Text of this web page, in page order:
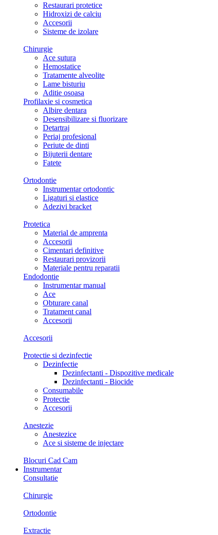
Restaurari protetice
Hidroxizi de calciu
Accesorii
Sisteme de izolare
Chirurgie
Ace sutura
Hemostatice
Tratamente alveolite
Lame bisturiu
Aditie osoasa
Profilaxie si cosmetica
Albire dentara
Desensibilizare si fluorizare
Detartraj
Periaj profesional
Periute de dinti
Bijuterii dentare
Fatete
Ortodontie
Instrumentar ortodontic
Ligaturi si elastice
Adezivi bracket
Protetica
Material de amprenta
Accesorii
Cimentari definitive
Restaurari provizorii
Materiale pentru reparatii
Endodontie
Instrumentar manual
Ace
Obturare canal
Tratament canal
Accesorii
Accesorii
Protectie si dezinfectie
Dezinfectie
Dezinfectanti - Dispozitive medicale
Dezinfectanti - Biocide
Consumabile
Protectie
Accesorii
Anestezie
Anestezice
Ace si sisteme de injectare
Blocuri Cad Cam
Instrumentar
Consultatie
Chirurgie
Ortodontie
Extractie